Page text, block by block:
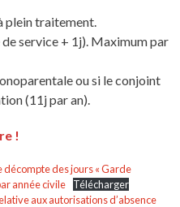
plein traitement.
service + 1j). Maximum par
ou si le conjoint
(11j par an).
!
des jours « Garde
année civile
Télécharger
aux autorisations d’absence